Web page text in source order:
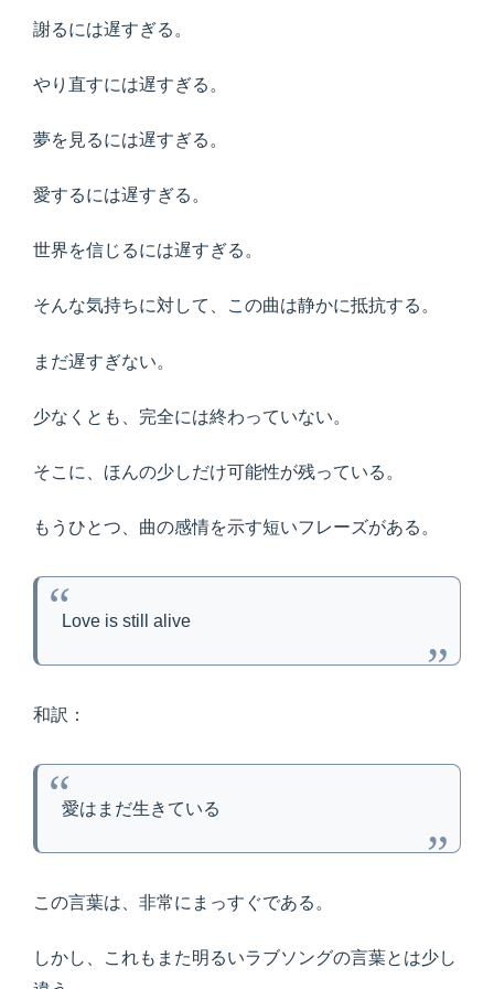
謝るには遅すぎる。
やり直すには遅すぎる。
夢を見るには遅すぎる。
愛するには遅すぎる。
世界を信じるには遅すぎる。
そんな気持ちに対して、この曲は静かに抵抗する。
まだ遅すぎない。
少なくとも、完全には終わっていない。
そこに、ほんの少しだけ可能性が残っている。
もうひとつ、曲の感情を示す短いフレーズがある。
Love is still alive
和訳：
愛はまだ生きている
この言葉は、非常にまっすぐである。
しかし、これもまた明るいラブソングの言葉とは少し